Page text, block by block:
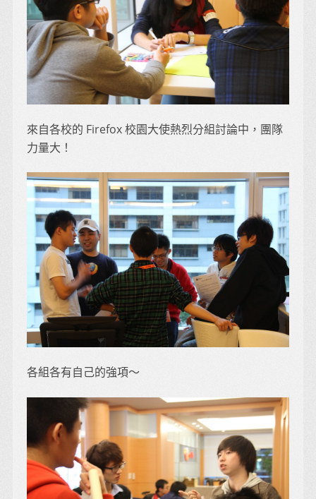
來自各校的 Firefox 校園大使熱烈分組討論中，團隊
力量大！
各組各有自己的強項～